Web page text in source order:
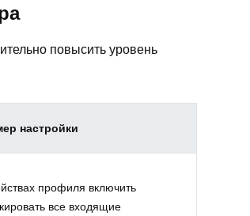
повысить уровень
настройки
профиля включить
все входящие